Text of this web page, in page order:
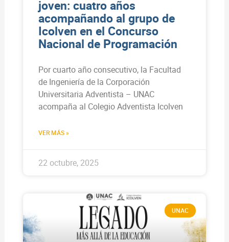
joven: cuatro años
acompañando al grupo de
Icolven en el Concurso
Nacional de Programación
Por cuarto año consecutivo, la Facultad
de Ingeniería de la Corporación
Universitaria Adventista – UNAC
acompaña al Colegio Adventista Icolven
VER MÁS »
22 octubre, 2025
UNAC